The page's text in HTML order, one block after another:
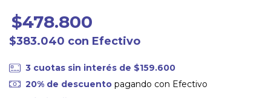
$478.800
$383.040 con Efectivo
3 cuotas sin interés de $159.600
20% de descuentopagando con Efectivo